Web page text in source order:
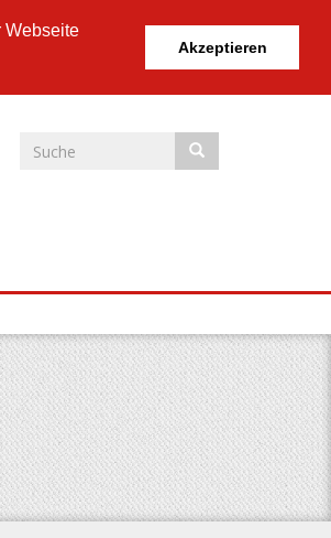
Webseite
Akzeptieren
Suchformular